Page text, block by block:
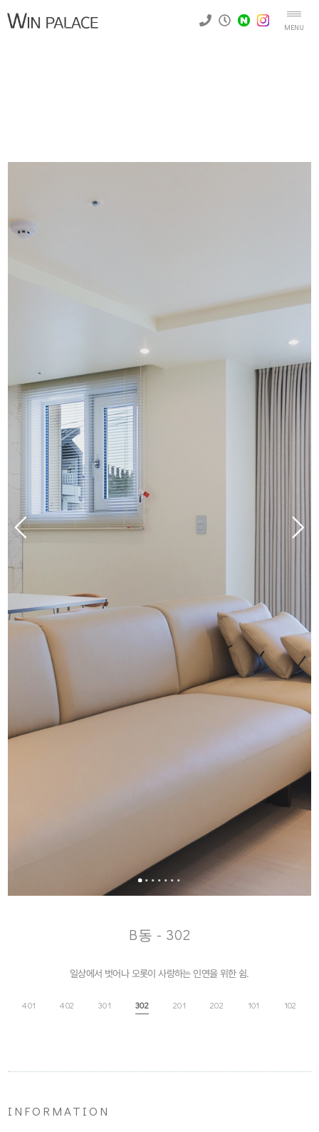
MENU
B동 - 302
일상에서 벗어나 오롯이 사랑하는 인연을 위한 쉼.
401 402 301 302 201 202 101 102
INFORMATION